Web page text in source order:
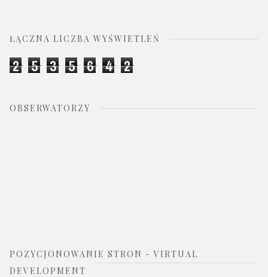
ŁĄCZNA LICZBA WYŚWIETLEŃ
2 5 3 5 6 4 2
OBSERWATORZY
POZYCJONOWANIE STRON - VIRTUAL
DEVELOPMENT